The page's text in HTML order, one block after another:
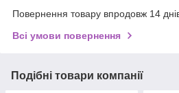
Повернення товару впродовж 14
Всі умови повернення
Подібні товари компанії